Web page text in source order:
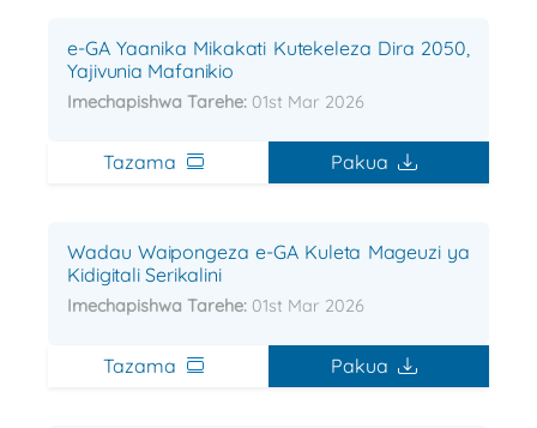
e-GA Yaanika Mikakati Kutekeleza Dira 2050,
Yajivunia Mafanikio
Imechapishwa Tarehe: 01st Mar 2026
Tazama Pakua
Wadau Waipongeza e-GA Kuleta Mageuzi ya
Kidigitali Serikalini
Imechapishwa Tarehe: 01st Mar 2026
Tazama Pakua